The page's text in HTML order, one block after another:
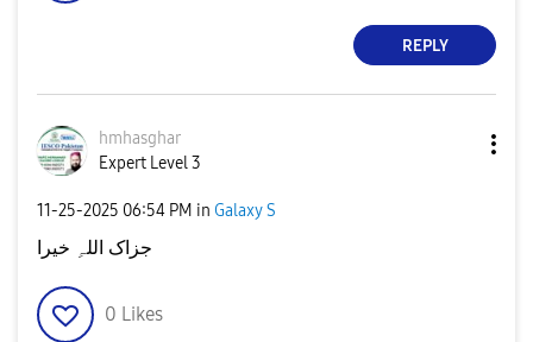
REPLY
hmhasghar
Expert Level 3
‎11-25-2025 06:54 PM in Galaxy S
جزاک اللہِ خیرا
0 Likes